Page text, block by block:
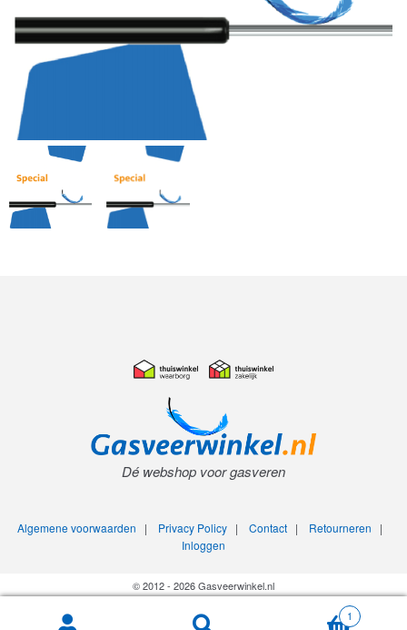
1
Dé webshop voor gasveren
Algemene voorwaarden | Privacy Policy| Contact| Retourneren |
Inloggen
© 2012 - 2026 Gasveerwinkel.nl